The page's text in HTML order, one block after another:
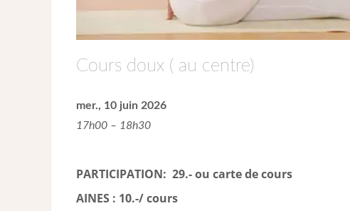
Cours doux ( au centre)
mer., 10 juin 2026
17h00 – 18h30
PARTICIPATION: 29.- ou carte de cours
AINES : 10.-/ cours